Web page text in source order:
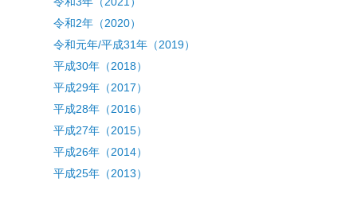
令和2年（2020）
令和元年/平成31年（2019）
平成30年（2018）
平成29年（2017）
平成28年（2016）
平成27年（2015）
平成26年（2014）
平成25年（2013）